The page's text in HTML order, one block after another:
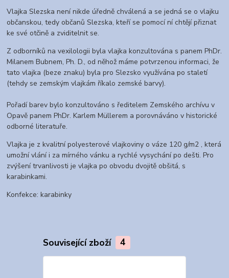
Vlajka Slezska není nikde úředně chválená a se jedná se o vlajku
občanskou, tedy občanů Slezska, kteří se pomocí ní chtějí přiznat
ke své otčině a zviditelnit se.
Z odborníků na vexilologii byla vlajka konzultována s panem PhDr.
Milanem Bubnem, Ph. D., od něhož máme potvrzenou informaci, že
tato vlajka (beze znaku) byla pro Slezsko využívána po staletí
(tehdy se zemským vlajkám říkalo zemské barvy).
Pořadí barev bylo konzultováno s ředitelem Zemského archívu v
Opavě panem PhDr. Karlem Müllerem a porovnáváno v historické
odborné literatuře.
Vlajka je z kvalitní polyesterové vlajkoviny o váze 120 g/m2 , která
umožní vlání i za mírného vánku a rychlé vysychání po dešti. Pro
zvýšení trvanlivosti je vlajka po obvodu dvojitě obšitá, s
karabinkami.
Konfekce: karabinky
Související zboží 4